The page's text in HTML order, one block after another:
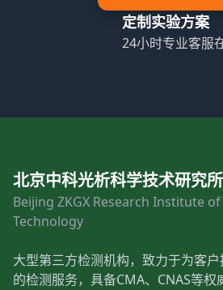
定制实验方案
24小时专业客服
北京中科光析科学技术研究所
Beijing ZKGX Research Institute
Technology
大型第三方检测机构，致力于为客
的检测服务，具备CMA、CNAS等权